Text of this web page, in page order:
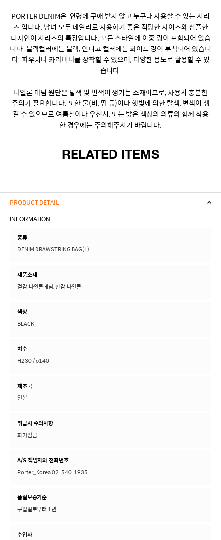
PORTER DENIM은 연령에 구애 받지 않고 누구나 사용할 수 있는 시리
즈 입니다. 남녀 모두 데일리로 사용하기 좋은 적당한 사이즈와 심플한
디자인이 시리즈의 특징입니다. 모든 스타일에 이중 링이 포함되어 있습
니다. 블랙컬러에는 블랙, 인디고 컬러에는 화이트 링이 부착되어 있습니
다. 파우치나 카라비나를 장착할 수 있으며, 다양한 용도로 활용할 수 있
습니다.
나일론 데님 원단은 탈색 및 변색이 생기는 소재이므로, 사용시 충분한
주의가 필요합니다. 또한 물(비, 땀 등)이나 햇빛에 의한 탈색, 변색이 생
길 수 있으므로 여름철이나 우천시, 또는 밝은 색상의 의류와 함께 착용
한 경우에는 주의해주시기 바랍니다.
RELATED ITEMS
PRODUCT DETAIL
INFORMATION
종류
DENIM DRAWSTRING BAG(L)
제품소재
겉감:나일론데님, 안감:나일론
색상
BLACK
치수
H230 / φ140
제조국
일본
취급시 주의사항
화기엄금
A/S 책임자와 전화번호
Porter_Korea 02-540-1935
품질보증기준
구입일로부터 1년
수입자